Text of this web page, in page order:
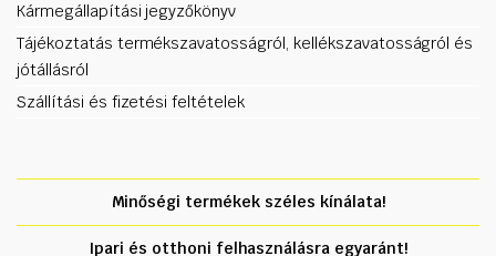
Kármegállapítási jegyzőkönyv
Tájékoztatás termékszavatosságról, kellékszavatosságról és
jótállásról
Szállítási és fizetési feltételek
Minőségi termékek széles kínálata!
Ipari és otthoni felhasználásra egyaránt!